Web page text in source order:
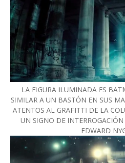
LA FIGURA ILUMINADA ES
SIMILAR A UN BASTÓN EN SUS
ATENTOS AL GRAFITTI DE LA
UN SIGNO DE
EDWARD